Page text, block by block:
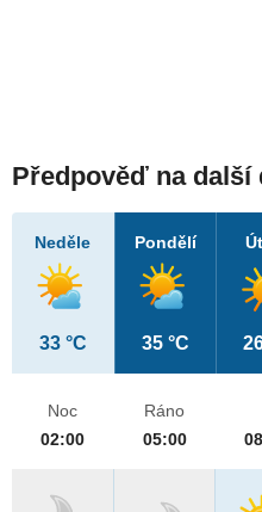
Předpověď na další
Neděle
33 °C
Pondělí
35 °C
Noc
02:00
Ráno
05:00